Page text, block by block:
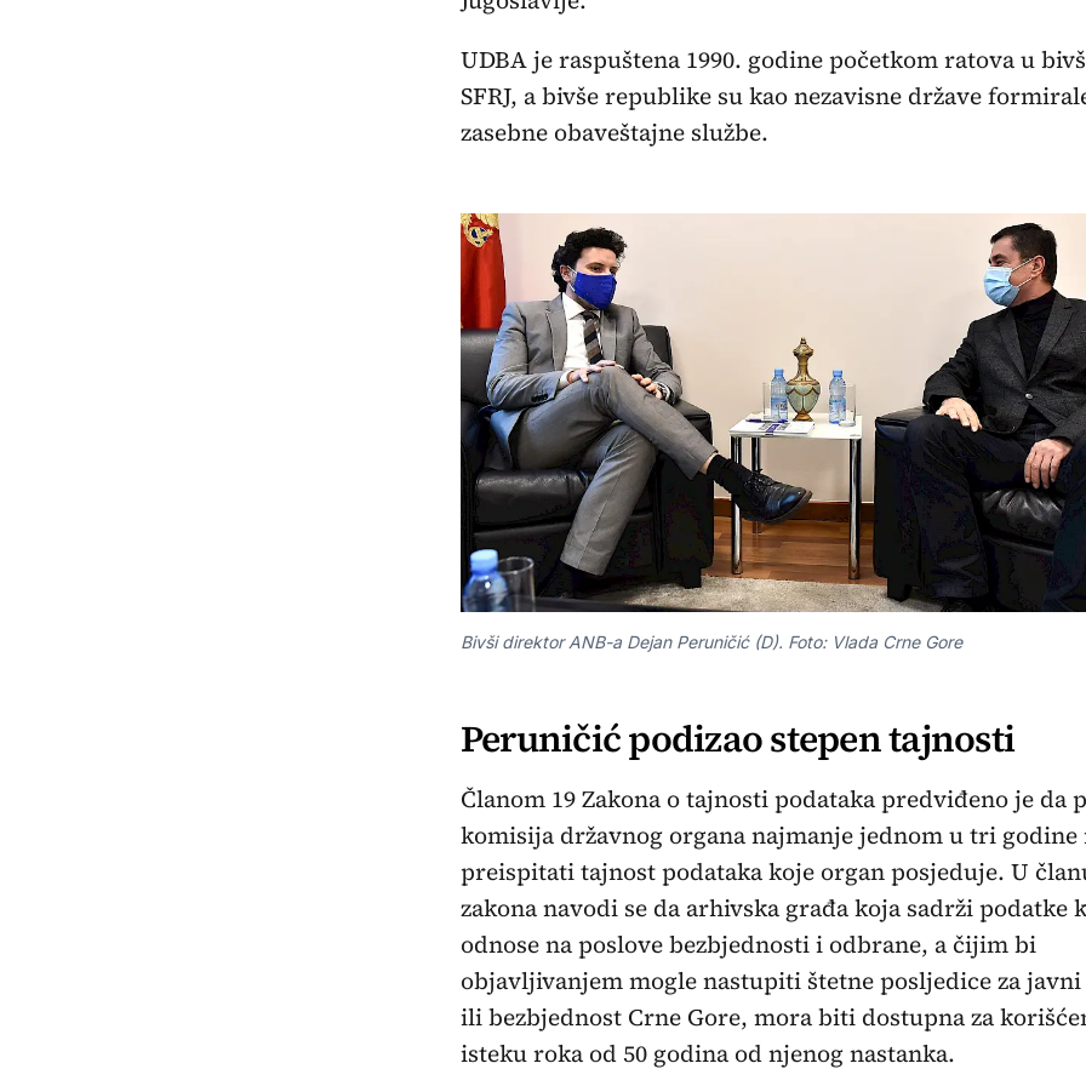
UDBA je raspuštena 1990. godine početkom ratova u
SFRJ, a bivše republike su kao nezavisne države
zasebne obaveštajne službe.
Bivši direktor ANB-a Dejan Peruničić (D). Foto: Vlada Crne Gore
Peruničić podizao stepen tajnosti
Članom 19 Zakona o tajnosti podataka predviđeno je da
komisija državnog organa najmanje jednom u tri godine
preispitati tajnost podataka koje organ posjeduje. U
zakona navodi se da arhivska građa koja sadrži podatke
odnose na poslove bezbjednosti i odbrane, a čijim bi
objavljivanjem mogle nastupiti štetne posljedice za
ili bezbjednost Crne Gore, mora biti dostupna za
isteku roka od 50 godina od njenog nastanka.